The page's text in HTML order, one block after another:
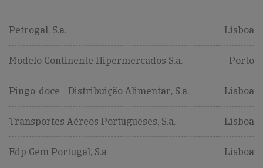
Petrogal, S.a. Lisboa
Modelo Continente Hipermercados S.a. Porto
Pingo-doce - Distribuição Alimentar, S.a. Lisboa
Transportes Aéreos Portugueses, S.a. Lisboa
Edp Gem Portugal, S.a Lisboa